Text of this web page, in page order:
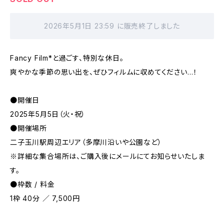
2026年5月1日 23:59 に販売終了しました
Fancy Film*と過ごす、特別な休日。
爽やかな季節の思い出を、ぜひフィルムに収めてください…！
●開催日
2025年5月5日（火・祝）
●開催場所
二子玉川駅周辺エリア（多摩川沿いや公園など）
※詳細な集合場所は、ご購入後にメールにてお知らせいたしま
す。
●枠数 / 料金
1枠 40分 ／ 7,500円